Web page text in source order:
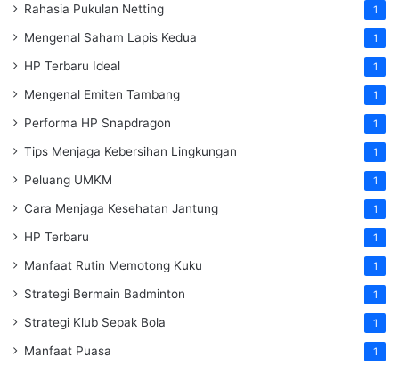
Rahasia Pukulan Netting 1
Mengenal Saham Lapis Kedua 1
HP Terbaru Ideal 1
Mengenal Emiten Tambang 1
Performa HP Snapdragon 1
Tips Menjaga Kebersihan Lingkungan 1
Peluang UMKM 1
Cara Menjaga Kesehatan Jantung 1
HP Terbaru 1
Manfaat Rutin Memotong Kuku 1
Strategi Bermain Badminton 1
Strategi Klub Sepak Bola 1
Manfaat Puasa 1